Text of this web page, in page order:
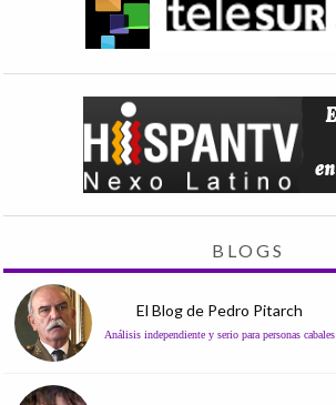
BLOGS
El Blog de Pedro Pitarch
Análisis independiente y serio para personas cabales